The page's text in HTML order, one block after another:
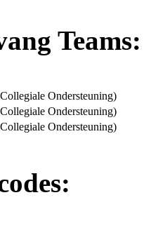
Teams:
Ondersteuning)
Ondersteuning)
Ondersteuning)